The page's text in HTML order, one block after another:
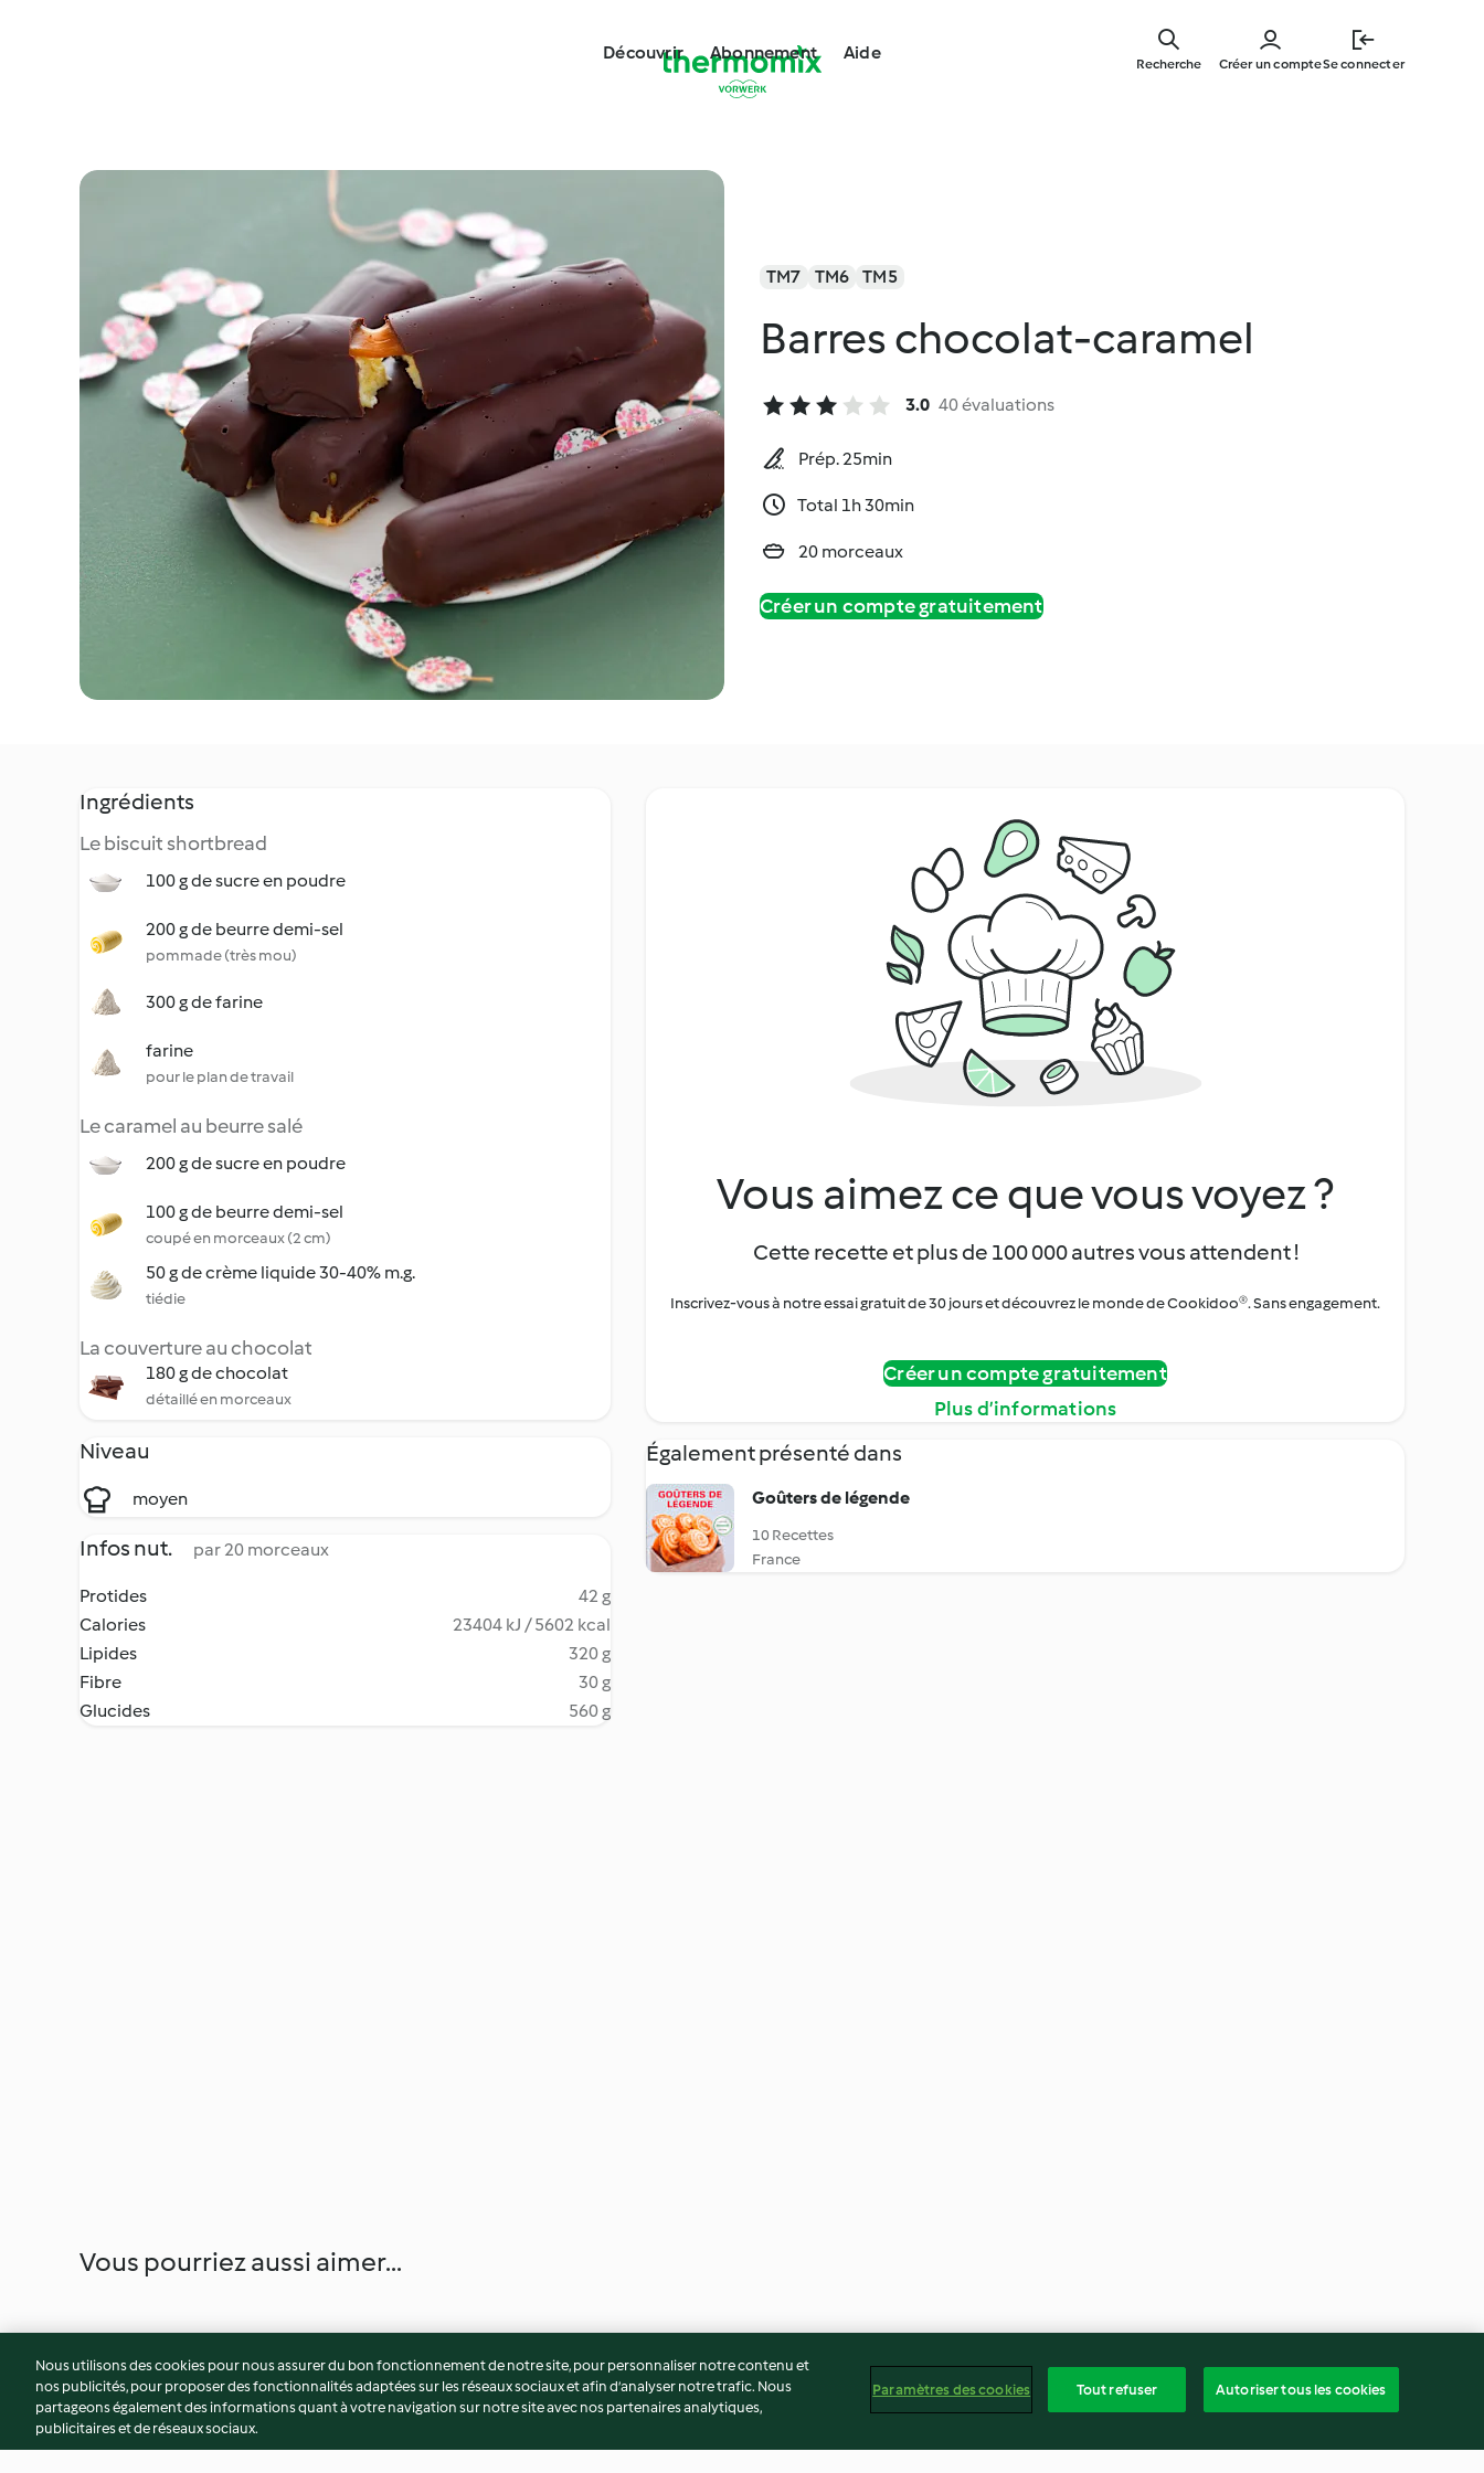
main
Découvrir Abonnement Aide
Créer un compteSe connecter
Recherche
TM7 TM6 TM5
Barres chocolat-caramel
3.0 40 évaluations
Prép. 25min
Total 1h 30min
20 morceaux
Créer un compte gratuitement
Ingrédients
Le biscuit shortbread
100 g de sucre en poudre
200 g de beurre demi-sel
pommade (très mou)
300 g de farine
farine
pour le plan de travail
Le caramel au beurre salé
200 g de sucre en poudre
100 g de beurre demi-sel
coupé en morceaux (2 cm)
50 g de crème liquide 30-40% m.g.
tiédie
La couverture au chocolat
180 g de chocolat
détaillé en morceaux
Niveau
moyen
Infos nut. par 20 morceaux
Protides
42 g
Calories
23404 kJ / 5602 kcal
Lipides
320 g
Fibre
30 g
Glucides
560 g
Vous aimez ce que vous voyez ?
Cette recette et plus de 100 000 autres vous attendent !
Inscrivez-vous à notre essai gratuit de 30 jours et découvrez le monde de Cookidoo®. Sans engagement.
Créer un compte gratuitement
Plus d’informations
Également présenté dans
Goûters de légende
10 Recettes
France
Vous pourriez aussi aimer...
Nous utilisons des cookies pour nous assurer du bon fonctionnement de notre site, pour personnaliser notre contenu et
nos publicités, pour proposer des fonctionnalités adaptées sur les réseaux sociaux et afin d’analyser notre trafic. Nous
partageons également des informations quant à votre navigation sur notre site avec nos partenaires analytiques,
publicitaires et de réseaux sociaux.
Paramètres des cookies Tout refuser Autoriser tous les cookies